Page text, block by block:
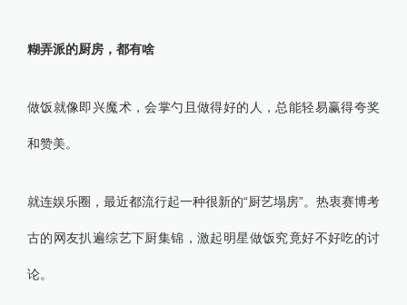
糊弄派的厨房，都有啥
做饭就像即兴魔术，会掌勺且做得好的人，总能轻易赢得夸奖
和赞美。
就连娱乐圈，最近都流行起一种很新的“厨艺塌房”。热衷赛博考
古的网友扒遍综艺下厨集锦，激起明星做饭究竟好不好吃的讨
论。